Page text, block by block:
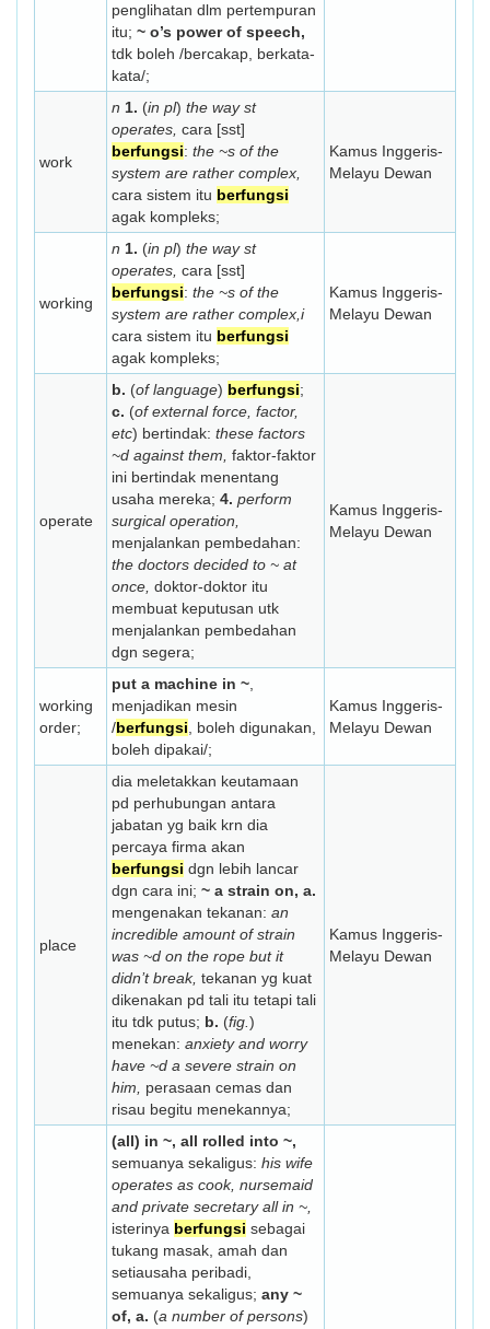
penglihatan dlm pertempuran
itu; ~ o’s power of speech,
tdk boleh /bercakap, berkata-
kata/;
work
n 1. (in pl) the way st
operates, cara [sst]
berfungsi: the ~s of the
system are rather complex,
cara sistem itu berfungsi
agak kompleks;
Kamus Inggeris-
Melayu Dewan
working
n 1. (in pl) the way st
operates, cara [sst]
berfungsi: the ~s of the
system are rather complex,i
cara sistem itu berfungsi
agak kompleks;
Kamus Inggeris-
Melayu Dewan
operate
b. (of language) berfungsi;
c. (of external force, factor,
etc) bertindak: these factors
~d against them, faktor-faktor
ini bertindak menentang
usaha mereka; 4. perform
surgical operation,
menjalankan pembedahan:
the doctors decided to ~ at
once, doktor-doktor itu
membuat keputusan utk
menjalankan pembedahan
dgn segera;
Kamus Inggeris-
Melayu Dewan
working
order;
put a machine in ~
menjadikan mesin
/berfungsi , boleh digunakan,
boleh dipakai/;
Kamus Inggeris-
Melayu Dewan
place
dia meletakkan keutamaan
pd perhubungan antara
jabatan yg baik krn dia
percaya firma akan
berfungsi dgn lebih lancar
dgn cara ini; ~ a strain on, a.
mengenakan tekanan: an
incredible amount of strain
was ~d on the rope but it
didn’t break, tekanan yg kuat
dikenakan pd tali itu tetapi tali
itu tdk putus; b. (fig. )
menekan: anxiety and worry
have ~d a severe strain on
him,
perasaan cemas dan
risau begitu menekannya;
Kamus Inggeris-
Melayu Dewan
(all) in ~, all rolled into ~,
semuanya sekaligus: his wife
operates as cook, nursemaid
and private secretary all in ~,
isterinya berfungsi sebagai
tukang masak, amah dan
setiausaha peribadi,
semuanya sekaligus; any ~
of, a. (a number of persons)